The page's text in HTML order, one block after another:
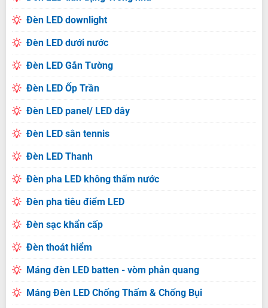
Đèn LED downlight
Đèn LED dưới nước
Đèn LED Gắn Tường
Đèn LED Ốp Trần
Đèn LED panel/ LED dây
Đèn LED sân tennis
Đèn LED Thanh
Đèn pha LED không thấm nước
Đèn pha tiêu điểm LED
Đèn sạc khẩn cấp
Đèn thoát hiểm
Máng đèn LED batten - vòm phản quang
Máng Đèn LED Chống Thấm & Chống Bụi